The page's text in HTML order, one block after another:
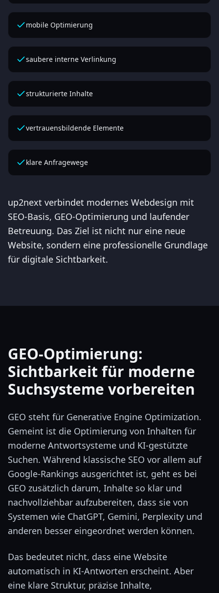
mobile Optimierung
saubere interne Verlinkung
strukturierte Inhalte
vertrauensbildende Elemente
klare Anfragewege
up2next verbindet modernes Webdesign mit
SEO-Basis, GEO-Optimierung und laufender
Betreuung. Das Ziel ist nicht nur eine neue
Website, sondern eine professionelle Grundlage
für digitale Sichtbarkeit.
GEO-Optimierung:
Sichtbarkeit für moderne
Suchsysteme vorbereiten
GEO steht für Generative Engine Optimization.
Gemeint ist die Optimierung von Inhalten für
moderne Antwortsysteme und KI-gestützte
Suchen. Während klassische SEO vor allem auf
Google-Rankings ausgerichtet ist, geht es bei
GEO zusätzlich darum, Inhalte so klar und
nachvollziehbar aufzubereiten, dass sie von
Systemen wie ChatGPT, Gemini, Perplexity und
anderen besser eingeordnet werden können.
Das bedeutet nicht, dass eine Website
automatisch in KI-Antworten erscheint. Aber
eine klare Struktur, präzise Inhalte,